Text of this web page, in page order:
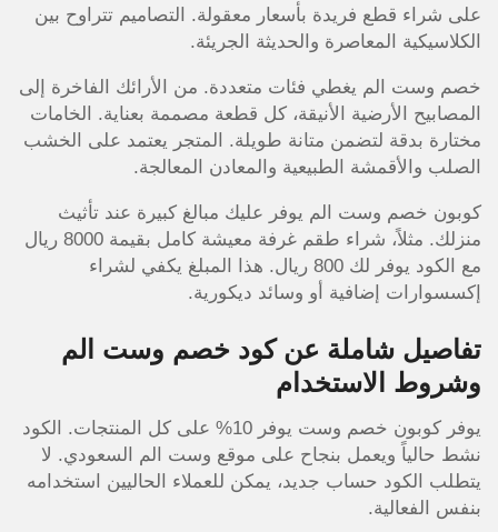
على شراء قطع فريدة بأسعار معقولة. التصاميم تتراوح بين
الكلاسيكية المعاصرة والحديثة الجريئة.
خصم وست الم يغطي فئات متعددة. من الأرائك الفاخرة إلى
المصابيح الأرضية الأنيقة، كل قطعة مصممة بعناية. الخامات
مختارة بدقة لتضمن متانة طويلة. المتجر يعتمد على الخشب
الصلب والأقمشة الطبيعية والمعادن المعالجة.
كوبون خصم وست الم يوفر عليك مبالغ كبيرة عند تأثيث
منزلك. مثلاً، شراء طقم غرفة معيشة كامل بقيمة 8000 ريال
مع الكود يوفر لك 800 ريال. هذا المبلغ يكفي لشراء
إكسسوارات إضافية أو وسائد ديكورية.
تفاصيل شاملة عن كود خصم وست الم
وشروط الاستخدام
يوفر كوبون خصم وست يوفر 10% على كل المنتجات. الكود
نشط حالياً ويعمل بنجاح على موقع وست الم السعودي. لا
يتطلب الكود حساب جديد، يمكن للعملاء الحاليين استخدامه
بنفس الفعالية.